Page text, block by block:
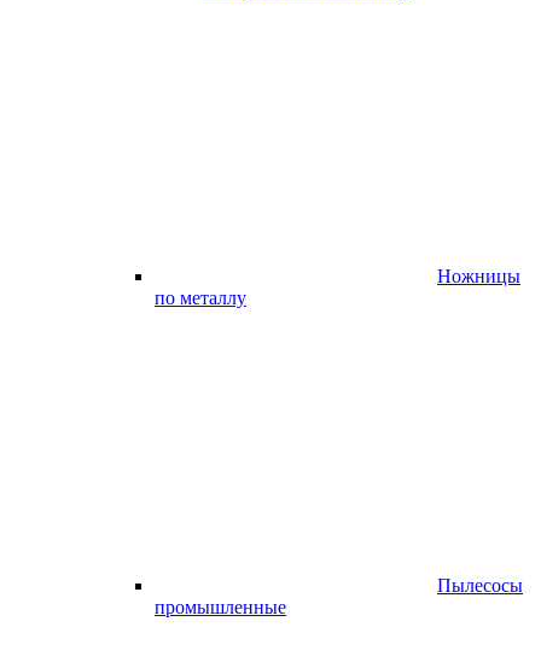
Ножницы
по металлу
Пылесосы
промышленные